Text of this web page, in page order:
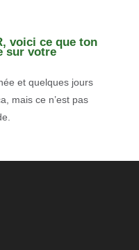
voici ce que ton
sur votre
et quelques jours
mais ce n’est pas